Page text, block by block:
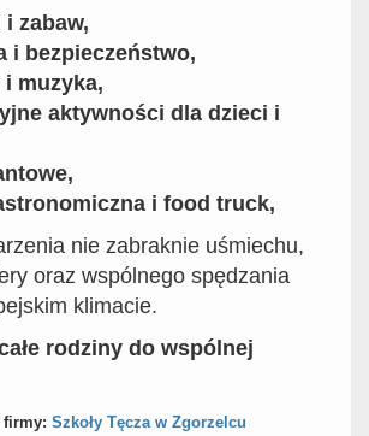
zabaw,
i bezpieczeństwo,
muzyka,
aktywności dla dzieci i
i food truck,
nie zabraknie uśmiechu,
oraz wspólnego spędzania
klimacie.
rodziny do wspólnej
firmy: Szkoły Tęcza w Zgorzelcu